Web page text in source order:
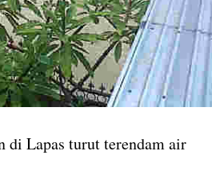
di Lapas turut terendam air